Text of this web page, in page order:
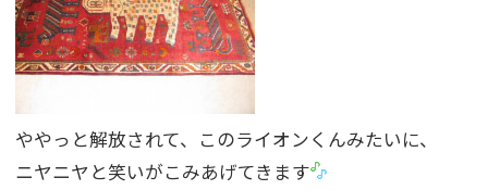
ややっと解放されて、このライオンくんみたいに、
ニヤニヤと笑いがこみあげてきます